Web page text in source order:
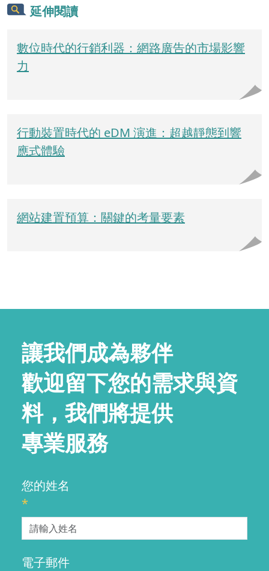
延伸閱讀
數位時代的行銷利器：網路廣告的市場影響
力
行動裝置時代的 eDM 演進：超越靜態到響
應式體驗
網站建置預算：關鍵的考量要素
讓我們成為夥伴
歡迎留下您的需求與資
料，我們將提供
專業服務
您的姓名
*
電子郵件